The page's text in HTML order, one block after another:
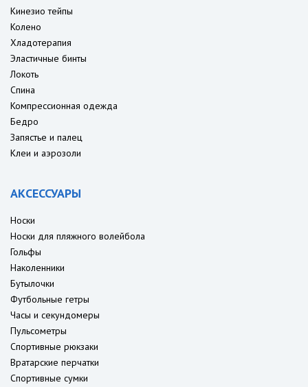
Кинезио тейпы
Колено
Хладотерапия
Эластичные бинты
Локоть
Спина
Компрессионная одежда
Бедро
Запястье и палец
Клеи и аэрозоли
АКСЕССУАРЫ
Носки
Носки для пляжного волейбола
Гольфы
Наколенники
Бутылочки
Футбольные гетры
Часы и секундомеры
Пульсометры
Спортивные рюкзаки
Вратарские перчатки
Спортивные сумки